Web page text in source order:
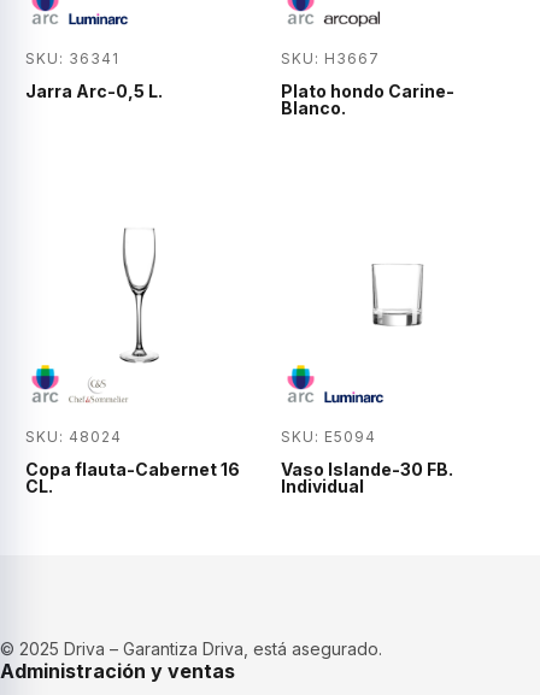
SKU: 36341
Jarra Arc-0,5 L.
SKU: H3667
Plato hondo Carine-
Blanco.
SKU: 48024
Copa flauta-Cabernet 16
CL.
SKU: E5094
Vaso Islande-30 FB.
Individual
© 2025 Driva – Garantiza Driva, está asegurado.
Administración y ventas